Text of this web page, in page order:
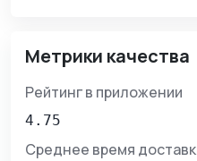
Метрики качества
Рейтинг в приложении
4.75
Среднее время